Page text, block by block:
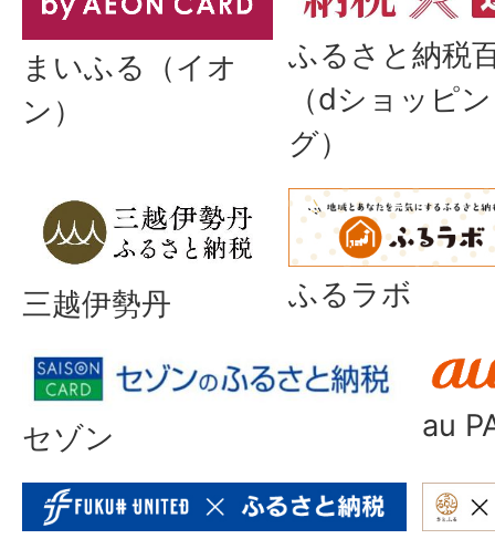
まいふる（イオ
ン）
ふるさと納税
（dショッピン
グ）
三越伊勢丹 ふるラボ
セゾン au